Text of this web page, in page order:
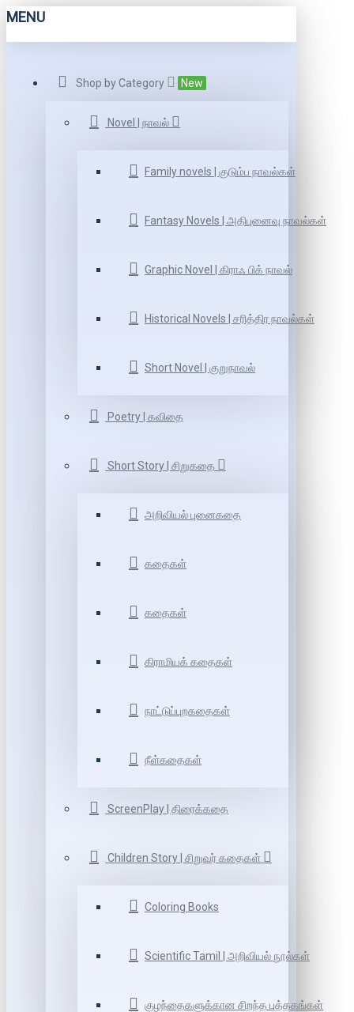
MENU
Shop by Category New
Novel | நாவல்
Family novels | குடும்ப நாவல்கள்
Fantasy Novels | அதிபுனைவு நாவல்கள்
Graphic Novel | கிராஃ பிக் நாவல்
Historical Novels | சரித்திர நாவல்கள்
Short Novel | குறுநாவல்
Poetry | கவிதை
Short Story | சிறுகதை
அறிவியல் புனைகதை
கதைகள்
கதைகள்
கிராமியக் கதைகள்
நாட்டுப்புறகதைகள்
நீள்கதைகள்
ScreenPlay | திரைக்கதை
Children Story | சிறுவர் கதைகள்
Coloring Books
Scientific Tamil | அறிவியல் நூல்கள்
குழந்தைகளுக்கான சிறந்த புத்தகங்கள்